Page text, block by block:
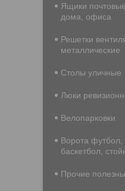
Ящики
дома, офиса
Решетки
металлические
Столы уличные
Люки
Велопарковки
Ворота
баскетбол,
Прочие